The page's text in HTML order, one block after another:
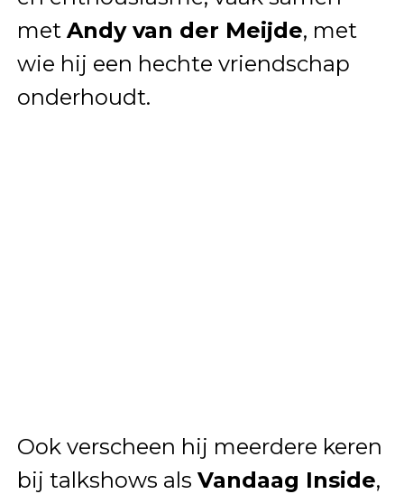
met Andy van der Meijde, met
wie hij een hechte vriendschap
onderhoudt.
Ook verscheen hij meerdere keren
bij talkshows als Vandaag Inside,